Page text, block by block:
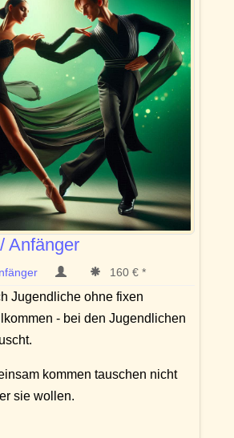
Anfänger
160 € *
Jugendliche ohne fixen
- bei den Jugendlichen
kommen tauschen nicht
sie wollen.